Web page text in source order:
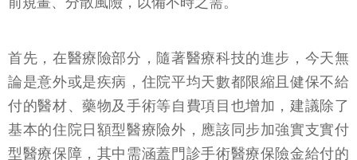
首先，在醫療險部分，隨著醫療科技的進步，今天無
論是意外或是疾病，住院平均天數都限縮且健保不給
付的醫材、藥物及手術等自費項目也增加，建議除了
基本的住院日額型醫療險外，應該同步加強實支實付
型醫療保障，其中需涵蓋門診手術醫療保險金給付的